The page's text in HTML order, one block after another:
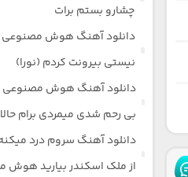
چشارو بستم برات
دانلود آهنگ هوش مصنوعی
نیستی بیرونت کردم (نورا)
دانلود آهنگ هوش مصنوعی
بی رحم شدی میمردی برام
دانلود آهنگ سروم درد
از ملک اسکندر بیارید هوش